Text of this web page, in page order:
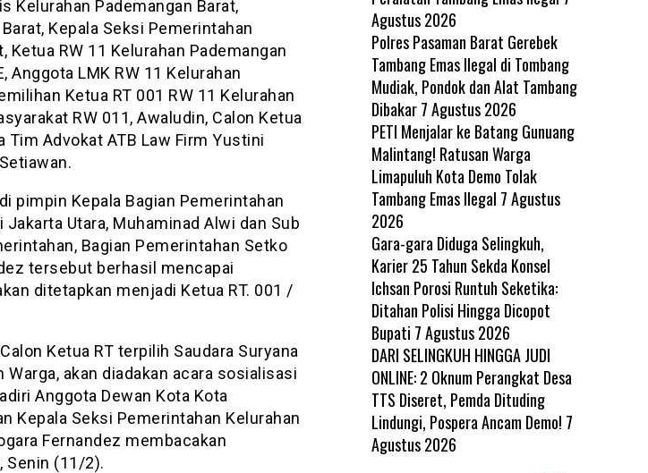
Kelurahan Pademangan Barat,
Kepala Seksi Pemerintahan
Ketua RW 11 Kelurahan Pademangan
Anggota LMK RW 11 Kelurahan
Ketua RT 001 RW 11 Kelurahan
RW 011, Awaludin, Calon Ketua
Tim Advokat ATB Law Firm Yustini
pimpin Kepala Bagian Pemerintahan
Utara, Muhaminad Alwi dan Sub
Bagian Pemerintahan Setko
tersebut berhasil mencapai
ditetapkan menjadi Ketua RT. 001 /
Ketua RT terpilih Saudara Suryana
akan diadakan acara sosialisasi
Anggota Dewan Kota Kota
Kepala Seksi Pemerintahan Kelurahan
Fernandez membacakan
Senin (11/2).
Agustus 2026
Polres Pasaman Barat Gerebek
Tambang Emas Ilegal di Tombang
Mudiak, Pondok dan Alat Tambang
Dibakar 7 Agustus 2026
PETI Menjalar ke Batang Gunuang
Malintang! Ratusan Warga
Limapuluh Kota Demo Tolak
Tambang Emas Ilegal 7 Agustus
2026
Gara-gara Diduga Selingkuh,
Karier 25 Tahun Sekda Konsel
Ichsan Porosi Runtuh Seketika:
Ditahan Polisi Hingga Dicopot
Bupati 7 Agustus 2026
DARI SELINGKUH HINGGA JUDI
ONLINE: 2 Oknum Perangkat Desa
TTS Diseret, Pemda Dituding
Lindungi, Pospera Ancam Demo! 7
Agustus 2026